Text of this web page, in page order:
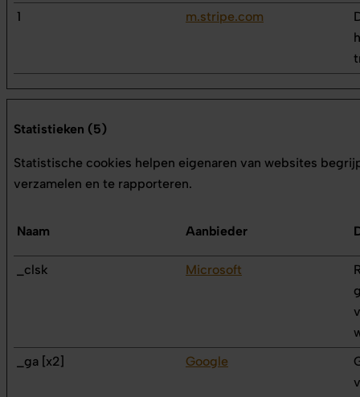
1 m.stripe.com
Statistieken (5)
Statistische cookies helpen eigenaren van websites
verzamelen en te rapporteren.
Naam Aanbieder
_clsk Microsoft
_ga [x2]
Google